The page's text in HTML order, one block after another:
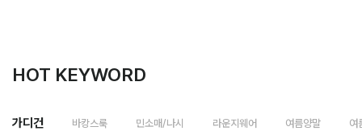
HOT KEYWORD
가디건 바캉스룩 민소매/나시 라운지웨어 여름양말 여